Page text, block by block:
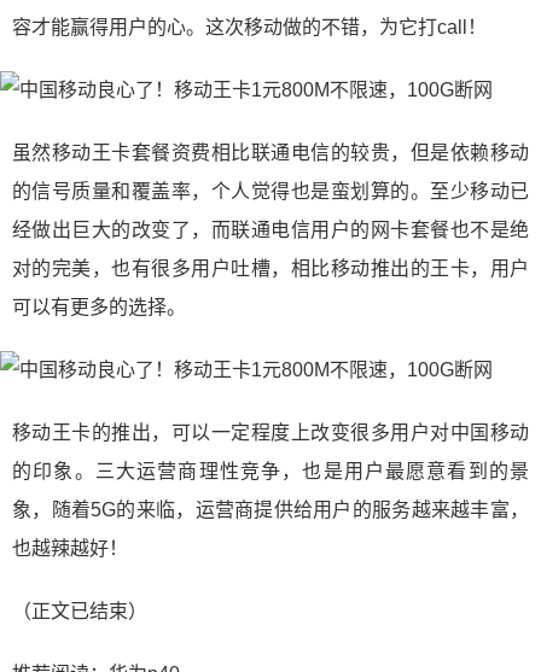
容才能赢得用户的心。这次移动做的不错，为它打call！
虽然移动王卡套餐资费相比联通电信的较贵，但是依赖移动
的信号质量和覆盖率，个人觉得也是蛮划算的。至少移动已
经做出巨大的改变了，而联通电信用户的网卡套餐也不是绝
对的完美，也有很多用户吐槽，相比移动推出的王卡，用户
可以有更多的选择。
移动王卡的推出，可以一定程度上改变很多用户对中国移动
的印象。三大运营商理性竞争，也是用户最愿意看到的景
象，随着5G的来临，运营商提供给用户的服务越来越丰富，
也越辣越好！
（正文已结束）